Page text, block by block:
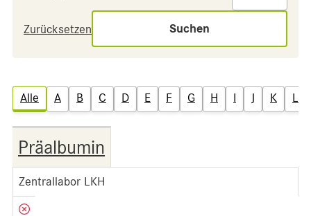
Zurücksetzen Suchen
Alle A B C D E F G H I J K L
Präalbumin
Zentrallabor LKH